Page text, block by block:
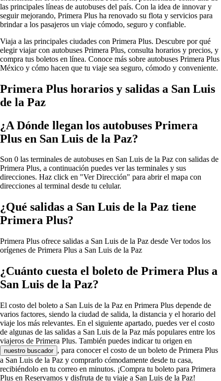
las principales líneas de autobuses del país. Con la idea de innovar y
seguir mejorando, Primera Plus ha renovado su flota y servicios para
brindar a los pasajeros un viaje cómodo, seguro y confiable.
Viaja a las principales ciudades con Primera Plus. Descubre por qué
elegir viajar con autobuses Primera Plus, consulta horarios y precios, y
compra tus boletos en línea. Conoce más sobre autobuses Primera Plus
México y cómo hacen que tu viaje sea seguro, cómodo y conveniente.
Primera Plus horarios y salidas a San Luis
de la Paz
¿A Dónde llegan los autobuses Primera
Plus en San Luis de la Paz?
Son 0 las terminales de autobuses en San Luis de la Paz con salidas de
Primera Plus, a continuación puedes ver las terminales y sus
direcciones. Haz click en "Ver Dirección" para abrir el mapa con
direcciones al terminal desde tu celular.
¿Qué salidas a San Luis de la Paz tiene
Primera Plus?
Primera Plus ofrece salidas a San Luis de la Paz desde Ver todos los
orígenes de Primera Plus a San Luis de la Paz
¿Cuánto cuesta el boleto de Primera Plus a
San Luis de la Paz?
El costo del boleto a San Luis de la Paz en Primera Plus depende de
varios factores, siendo la ciudad de salida, la distancia y el horario del
viaje los más relevantes. En el siguiente apartado, puedes ver el costo
de algunas de las salidas a San Luis de la Paz más populares entre los
viajeros de Primera Plus. También puedes indicar tu origen en
nuestro buscador , para conocer el costo de un boleto de Primera Plus
a San Luis de la Paz y comprarlo cómodamente desde tu casa,
recibiéndolo en tu correo en minutos. ¡Compra tu boleto para Primera
Plus en Reservamos y disfruta de tu viaje a San Luis de la Paz!